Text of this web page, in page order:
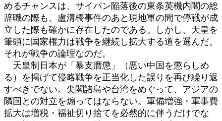
めるチャンスは、サイパン陥落後の東条英機内閣の総
辞職の際も、盧溝橋事件のあと現地軍の間で停戦が成
立した際も確かに存在したのである。しかし、天皇を
筆頭に国家権力は戦争を継続し拡大する道を選んだ。
それが戦争の論理なのだ。
天皇制日本が「暴支膺懲」（悪い中国を懲らしめ
る）を掲げて侵略戦争を正当化した誤りを再び繰り返
すべきでない。尖閣諸島や台湾をめぐって、アジアの
隣国との対立を煽ってはならない。軍備増強・軍事費
拡大は増税・福祉切り捨てを必然的に伴うだけでな